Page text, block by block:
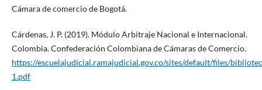
Cámara de comercio de Bogotá.
Cárdenas, J. P. (2019). Módulo Arbitraje Nacional e Internacional.
Colombia. Confederación Colombiana de Cámaras de Comercio.
https://escuelajudicial.ramajudicial.gov.co/sites/default/files/
1.pdf